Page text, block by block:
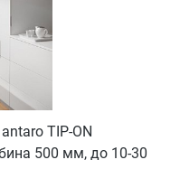
TIP-ON
500 мм, до 10-30